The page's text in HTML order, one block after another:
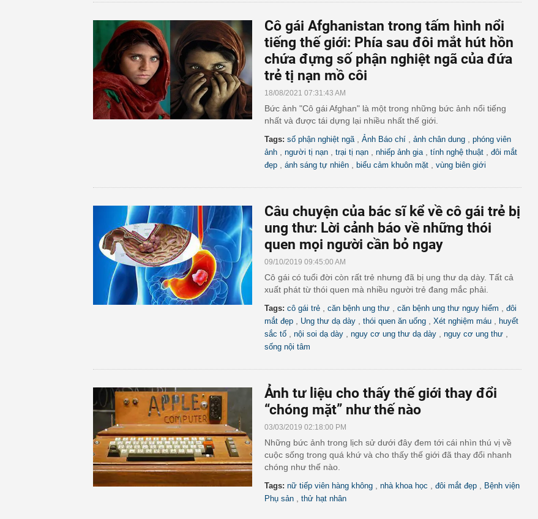
Cô gái Afghanistan trong tấm hình nổi
tiếng thế giới: Phía sau đôi mắt hút hồn
chứa đựng số phận nghiệt ngã của đứa
trẻ tị nạn mồ côi
18/08/2021 07:31:43 AM
Bức ảnh "Cô gái Afghan" là một trong những bức ảnh nổi tiếng
nhất và được tái dựng lại nhiều nhất thế giới.
Tags: số phận nghiệt ngã Ảnh Báo chí ảnh chân dung
phóng viên
ảnh
người tị nạn trại tị nạn nhiếp ảnh gia tính nghệ thuật
đôi mắt
đẹp
ánh sáng tự nhiên biểu cảm khuôn mặt vùng biên giới
Câu chuyện của bác sĩ kể về cô gái trẻ bị
ung thư: Lời cảnh báo về những thói
quen mọi người cần bỏ ngay
09/10/2019 09:45:00 AM
Cô gái có tuổi đời còn rất trẻ nhưng đã bị ung thư dạ dày. Tất cả
xuất phát từ thói quen mà nhiều người trẻ đang mắc phải.
Tags: cô gái trẻ căn bệnh ung thư căn bệnh ung thư nguy hiểm
đôi
mắt đẹp
Ung thư dạ dày thói quen ăn uống Xét nghiệm máu
huyết
sắc tố
nội soi dạ dày nguy cơ ung thư dạ dày nguy cơ ung thư
sống nội tâm
Ảnh tư liệu cho thấy thế giới thay đổi
“chóng mặt” như thế nào
03/03/2019 02:18:00 PM
Những bức ảnh trong lịch sử dưới đây đem tới cái nhìn thú vị về
cuộc sống trong quá khứ và cho thấy thế giới đã thay đổi nhanh
chóng như thế nào.
Tags: nữ tiếp viên hàng không nhà khoa học đôi mắt đẹp
Bệnh viện
Phụ sản
thử hạt nhân